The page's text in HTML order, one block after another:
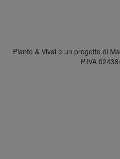
Piante & Vivai è un progetto di
P.IVA